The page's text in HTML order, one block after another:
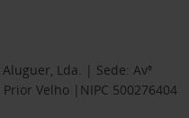
Lda. | Sede: Avª
Prior Velho |NIPC 500276404